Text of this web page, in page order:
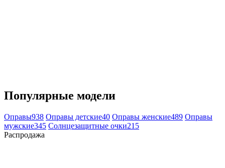
Популярные модели
Оправы938 Оправы детские40 Оправы женские489 Оправы
мужские345 Солнцезащитные очки215
Распродажа